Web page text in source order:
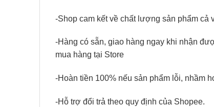
-Shop cam kết về chất lượng sản phẩm cả
-Hàng có sẵn, giao hàng ngay khi nhận
mua hàng tại Store
-Hoàn tiền 100% nếu sản phẩm lỗi, nhầm
-Hỗ trợ đổi trả theo quy định của Shopee.